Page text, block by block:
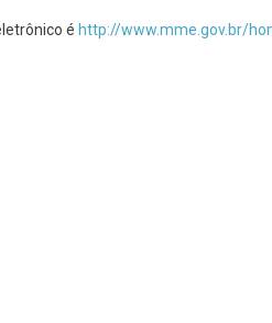
é http://www.mme.gov.br/